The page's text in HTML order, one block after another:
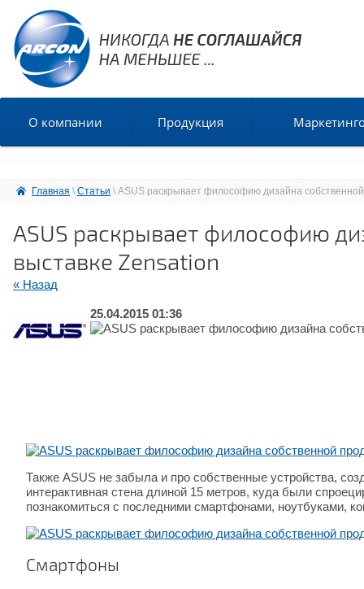
О компании Продукция
Главная \ Статьи \ ASUS раскрывает философию дизайна
ASUS раскрывает философию
выставке Zensation
« Назад
25.04.2015 01:36
Также ASUS не забыла и про собственные устройства,
интерактивная стена длиной 15 метров, куда были
познакомиться с последними смартфонами, ноутбуками,
Смартфоны